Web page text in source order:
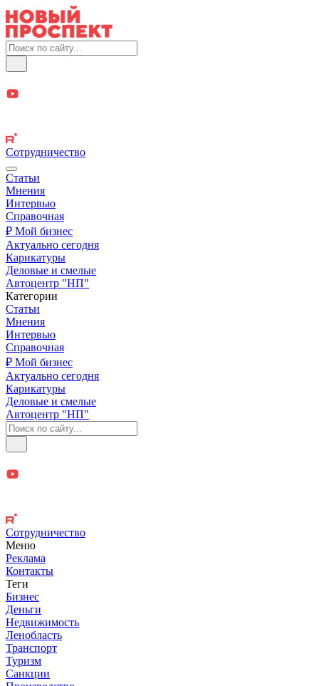
Сотрудничество
Статьи
Мнения
Интервью
Справочная
₽ Мой бизнес
Актуально сегодня
Карикатуры
Деловые и смелые
Автоцентр "НП"
Категории
Статьи
Мнения
Интервью
Справочная
₽ Мой бизнес
Актуально сегодня
Карикатуры
Деловые и смелые
Автоцентр "НП"
Сотрудничество
Меню
Реклама
Контакты
Теги
Бизнес
Деньги
Недвижимость
Ленобласть
Транспорт
Туризм
Санкции